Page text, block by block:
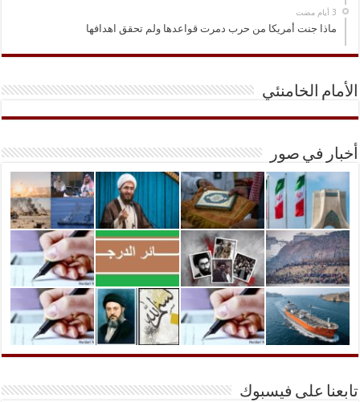
ماذا جنت أمريكا من حرب دمرت قواعدها ولم تحقق اهدافها
الأمام الخامنئي
أخبار في صور
تابعنا على فيسبوك